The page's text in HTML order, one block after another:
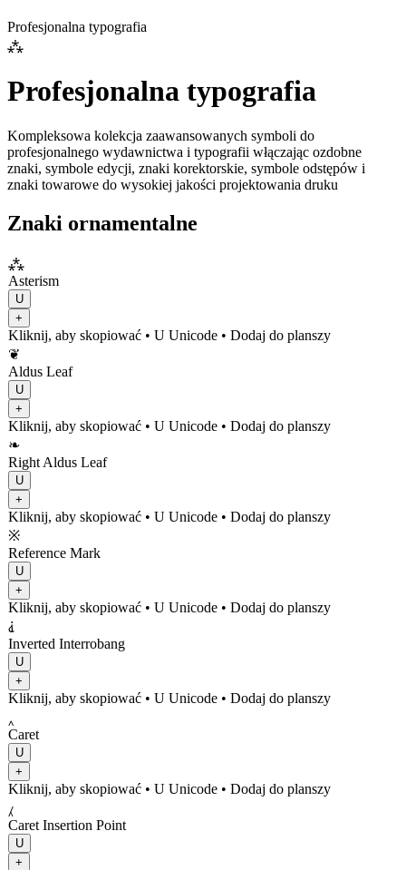
Profesjonalna typografia
⁂
Profesjonalna typografia
Kompleksowa kolekcja zaawansowanych symboli do
profesjonalnego wydawnictwa i typografii włączając ozdobne
znaki, symbole edycji, znaki korektorskie, symbole odstępów i
znaki towarowe do wysokiej jakości projektowania druku
Znaki ornamentalne
⁂
Asterism
U
+
Kliknij, aby skopiować • U Unicode • Dodaj do planszy
❦
Aldus Leaf
U
+
Kliknij, aby skopiować • U Unicode • Dodaj do planszy
❧
Right Aldus Leaf
U
+
Kliknij, aby skopiować • U Unicode • Dodaj do planszy
※
Reference Mark
U
+
Kliknij, aby skopiować • U Unicode • Dodaj do planszy
⸘
Inverted Interrobang
U
+
Kliknij, aby skopiować • U Unicode • Dodaj do planszy
‸
Caret
U
+
Kliknij, aby skopiować • U Unicode • Dodaj do planszy
⁁
Caret Insertion Point
U
+